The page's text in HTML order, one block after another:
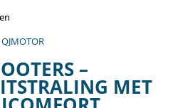
QJMOTOR
–
MET